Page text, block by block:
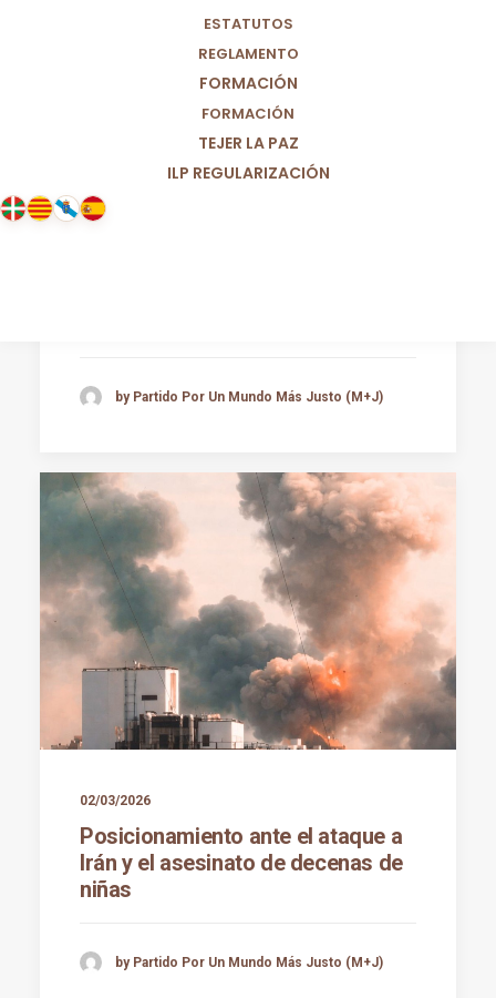
ESTATUTOS
REGLAMENTO
FORMACIÓN
FORMACIÓN
TEJER LA PAZ
ILP REGULARIZACIÓN
by Partido Por Un Mundo Más Justo (M+J)
02/03/2026
Posicionamiento ante el ataque a
Irán y el asesinato de decenas de
niñas
by Partido Por Un Mundo Más Justo (M+J)